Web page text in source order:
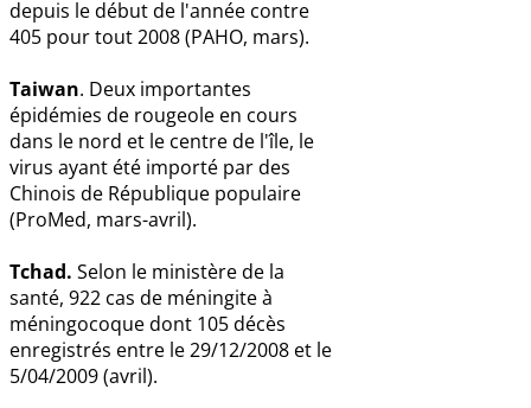
depuis le début de l'année contre
405 pour tout 2008 (PAHO, mars).
Taiwan. Deux importantes
épidémies de rougeole en cours
dans le nord et le centre de l'île, le
virus ayant été importé par des
Chinois de République populaire
(ProMed, mars-avril).
Tchad. Selon le ministère de la
santé, 922 cas de méningite à
méningocoque dont 105 décès
enregistrés entre le 29/12/2008 et le
5/04/2009 (avril).